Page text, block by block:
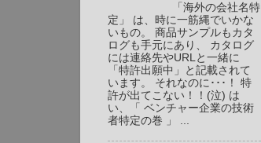
「海外の会社名特
定」 は、時に一筋縄でいかな
いもの。 商品サンプルもカタ
ログも手元にあり、 カタログ
には連絡先やURLと一緒に
「特許出願中」と記載されて
います。 それなのに･･･！ 特
許が出てこない！！(泣) は
い、「 ベンチャー企業の技術
者特定の巻 」 ...